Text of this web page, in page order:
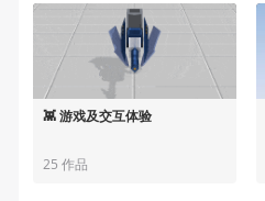
👾 游戏及交互体验
25 作品